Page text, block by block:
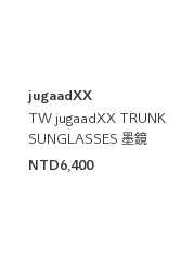
jugaadXX
TW jugaadXX TRUNK
SUNGLASSES 墨鏡
NTD6,400